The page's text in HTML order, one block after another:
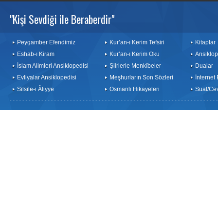
"Kişi Sevdiği ile Beraberdir"
Peygamber Efendimiz
Eshab-ı Kiram
İslam Alimleri Ansiklopedisi
Evliyalar Ansiklopedisi
Silsile-i Âliyye
Kur’an-ı Kerim Tefsiri
Kur’an-ı Kerim Oku
Şiirlerle Menkîbeler
Meşhurların Son Sözleri
Osmanlı Hikayeleri
Kitaplar
Dualar
İnternet
Sual/